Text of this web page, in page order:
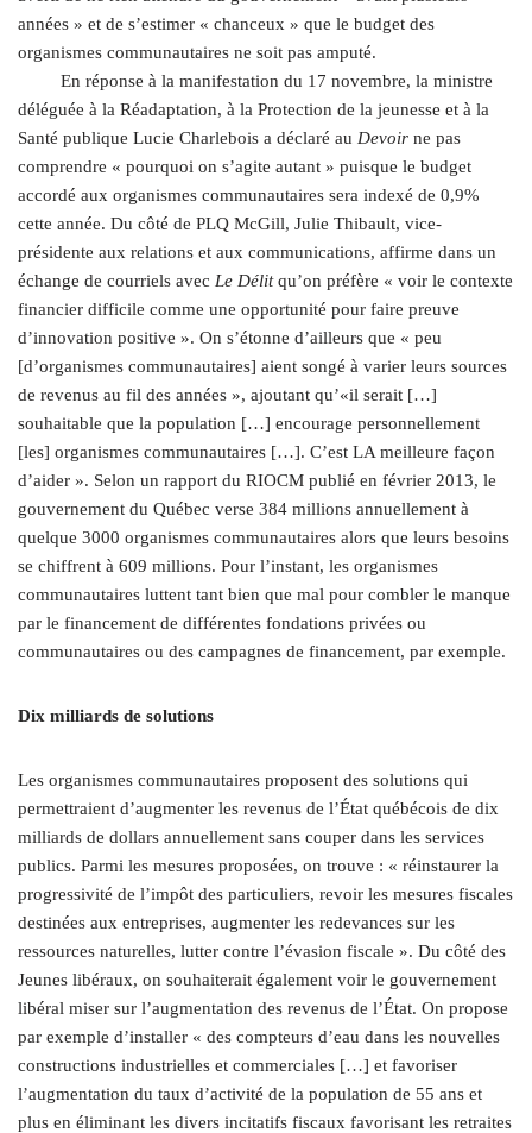
années » et de s’estimer « chanceux » que le budget des
organismes communautaires ne soit pas amputé.
En réponse à la manifestation du 17 novembre, la ministre
déléguée à la Réadaptation, à la Protection de la jeunesse et à la
Santé publique Lucie Charlebois a déclaré au Devoir ne pas
comprendre « pourquoi on s’agite autant » puisque le budget
accordé aux organismes communautaires sera indexé de 0,9%
cette année. Du côté de PLQ McGill, Julie Thibault, vice-
présidente aux relations et aux communications, affirme dans un
échange de courriels avec Le Délitqu’on préfère « voir le contexte
financier difficile comme une opportunité pour faire preuve
d’innovation positive ». On s’étonne d’ailleurs que « peu
[d’organismes communautaires] aient songé à varier leurs sources
de revenus au fil des années », ajoutant qu’«il serait […]
souhaitable que la population […] encourage personnellement
[les] organismes communautaires […]. C’est LA meilleure façon
d’aider ». Selon un rapport du RIOCM publié en février 2013, le
gouvernement du Québec verse 384 millions annuellement à
quelque 3000 organismes communautaires alors que leurs besoins
se chiffrent à 609 millions. Pour l’instant, les organismes
communautaires luttent tant bien que mal pour combler le manque
par le financement de différentes fondations privées ou
communautaires ou des campagnes de financement, par exemple.
Dix milliards de solutions
Les organismes communautaires proposent des solutions qui
permettraient d’augmenter les revenus de l’État québécois de dix
milliards de dollars annuellement sans couper dans les services
publics. Parmi les mesures proposées, on trouve : « réinstaurer la
progressivité de l’impôt des particuliers, revoir les mesures fiscales
destinées aux entreprises, augmenter les redevances sur les
ressources naturelles, lutter contre l’évasion fiscale ». Du côté des
Jeunes libéraux, on souhaiterait également voir le gouvernement
libéral miser sur l’augmentation des revenus de l’État. On propose
par exemple d’installer « des compteurs d’eau dans les nouvelles
constructions industrielles et commerciales […] et favoriser
l’augmentation du taux d’activité de la population de 55 ans et
plus en éliminant les divers incitatifs fiscaux favorisant les retraites